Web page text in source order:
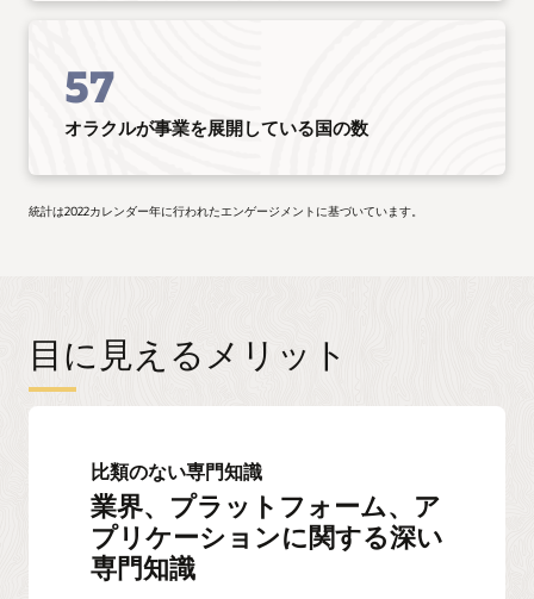
57
オラクルが事業を展開している国の数
統計は2022カレンダー年に行われたエンゲージメントに基づいています。
目に見えるメリット
比類のない専門知識
業界、プラットフォーム、ア
プリケーションに関する深い
専門知識